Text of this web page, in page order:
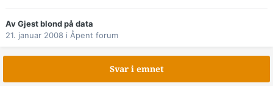
Av Gjest blond på data
21. januar 2008 i Åpent forum
Svar i emnet